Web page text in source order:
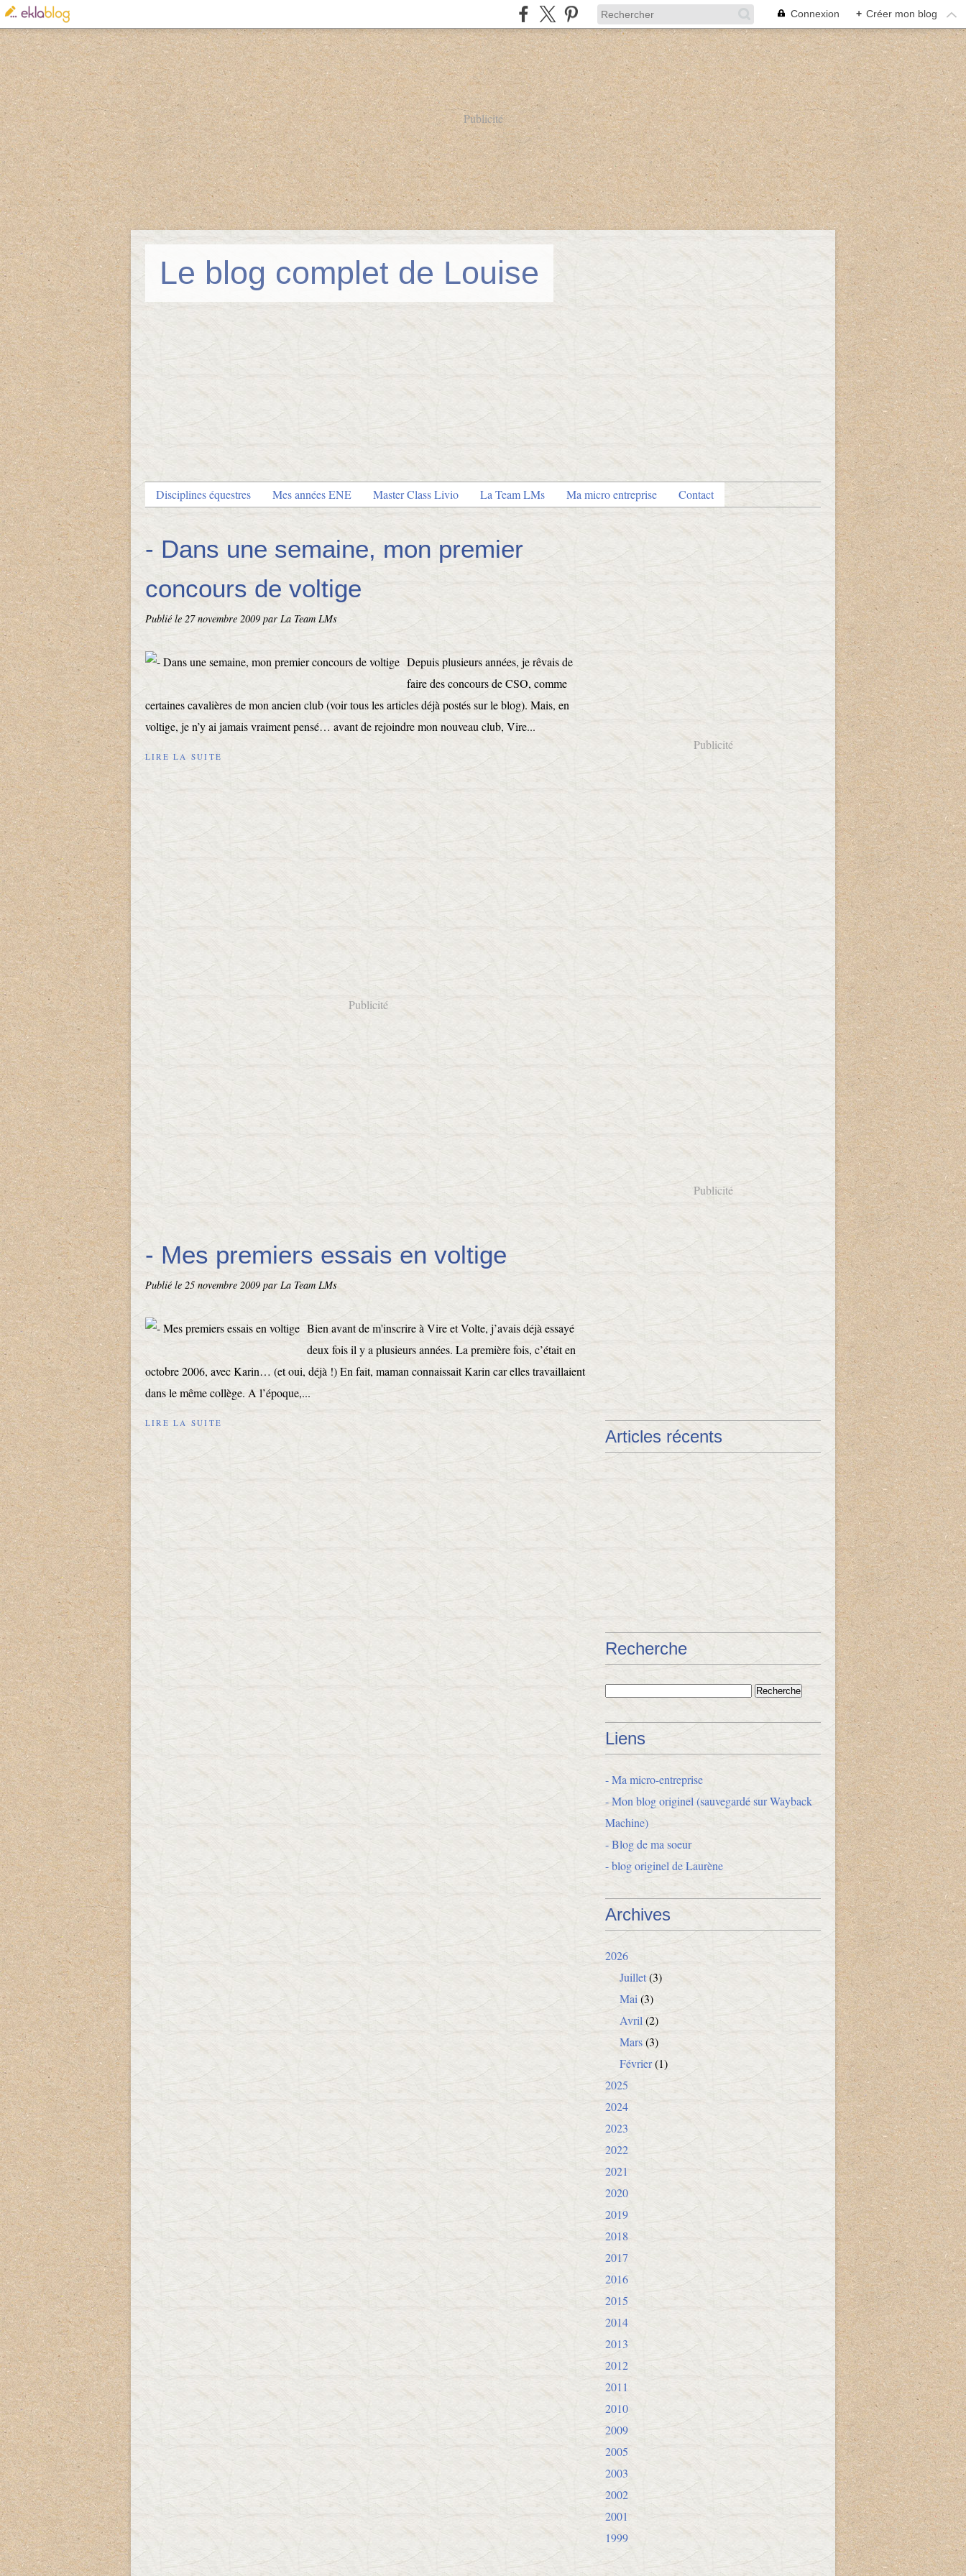
Connexion + Créer mon blog
Publicité
Le blog complet de Louise
Disciplines équestres Mes années ENE Master Class Livio La Team LMs Ma micro entreprise Contact
- Dans une semaine, mon premier
concours de voltige
Publié le 27 novembre 2009 par La Team LMs
Depuis plusieurs années, je rêvais de
faire des concours de CSO, comme
certaines cavalières de mon ancien club (voir tous les articles déjà postés sur le blog). Mais, en
voltige, je n’y ai jamais vraiment pensé… avant de rejoindre mon nouveau club, Vire...
LIRE LA SUITE
Publicité
- Mes premiers essais en voltige
Publié le 25 novembre 2009 par La Team LMs
Bien avant de m'inscrire à Vire et Volte, j’avais déjà essayé
deux fois il y a plusieurs années. La première fois, c’était en
octobre 2006, avec Karin… (et oui, déjà !) En fait, maman connaissait Karin car elles travaillaient
dans le même collège. A l’époque,...
LIRE LA SUITE
Publicité
Publicité
Articles récents
Recherche
Liens
- Ma micro-entreprise
- Mon blog originel (sauvegardé sur Wayback
Machine)
- Blog de ma soeur
- blog originel de Laurène
Archives
2026
Juillet(3)
Mai (3)
Avril (2)
Mars(3)
Février(1)
2025
2024
2023
2022
2021
2020
2019
2018
2017
2016
2015
2014
2013
2012
2011
2010
2009
2005
2003
2002
2001
1999